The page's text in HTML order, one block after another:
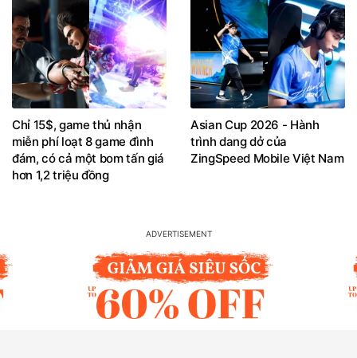
Chỉ 15$, game thủ nhận
miễn phí loạt 8 game đình
đám, có cả một bom tấn giá
hơn 1,2 triệu đồng
Asian Cup 2026 - Hành
trình dang dở của
ZingSpeed Mobile Việt Nam